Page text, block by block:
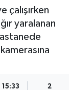
çalışırken
yaralanan
2